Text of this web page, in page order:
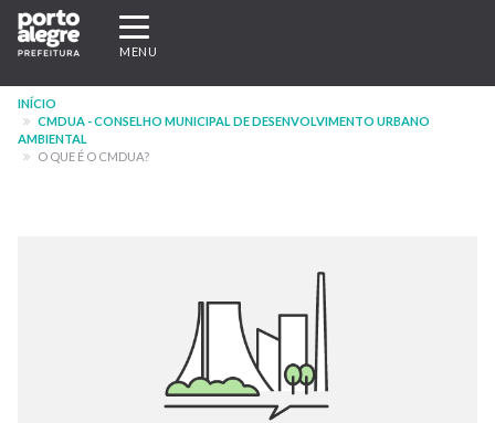
Pular
para
conteúdo
principal
Expandir/recolher
navegação
MENU
INÍCIO
CMDUA - CONSELHO MUNICIPAL DE DESENVOLVIMENTO URBANO
AMBIENTAL
O QUE É O CMDUA?